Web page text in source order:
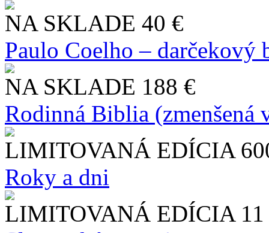
NA SKLADE 40 €
Paulo Coelho – darčekový
NA SKLADE 188 €
Rodinná Biblia (zmenšená
LIMITOVANÁ EDÍCIA
Roky a dni
LIMITOVANÁ EDÍCIA